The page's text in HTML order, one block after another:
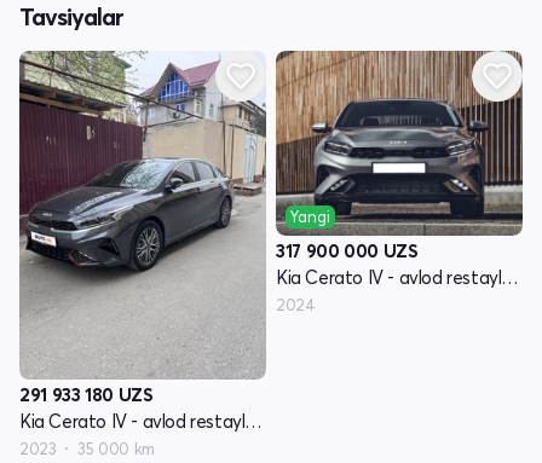
Tavsiyalar
291 933 180 UZS
Kia Cerato IV - avlod restayling
2023 35 000 km
Yangi
317 900 000 UZS
Kia Cerato IV - avlod restayling
2024